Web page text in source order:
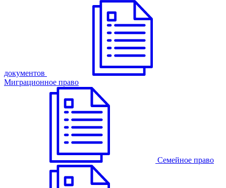
документов
Миграционное право
Семейное право